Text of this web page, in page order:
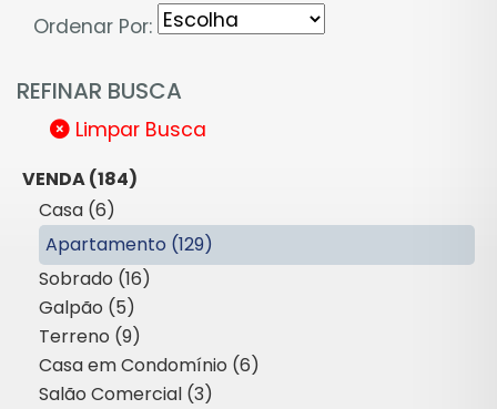
Ordenar Por:
REFINAR BUSCA
Limpar Busca
VENDA (184)
Casa (6)
Apartamento (129)
Sobrado (16)
Galpão (5)
Terreno (9)
Casa em Condomínio (6)
Salão Comercial (3)